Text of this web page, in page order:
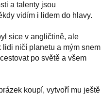
a talenty jsou
vidím i lidem do hlavy.
sice v angličtině, ale
lidi ničí planetu a mým snem
po světě a všem
koupí, vytvoří mu ještě